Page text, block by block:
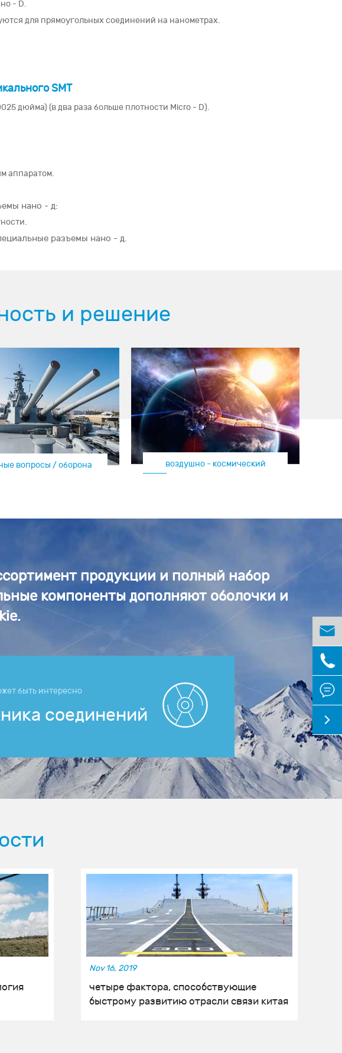
- D.
для прямоугольных соединений на нанометрах.
SMT
дюйма) (в два раза больше плотности Micro - D).
аппаратом.
нано - д:
разъемы нано - д.
и решение
вопросы / оборона
воздушно - космический самолёт / дрон
продукции и полный набор
компоненты дополняют оболочки и
быть интересно
соединений
Nov 16, 2019
четыре фактора, способствующие
быстрому развитию отрасли связи китая



